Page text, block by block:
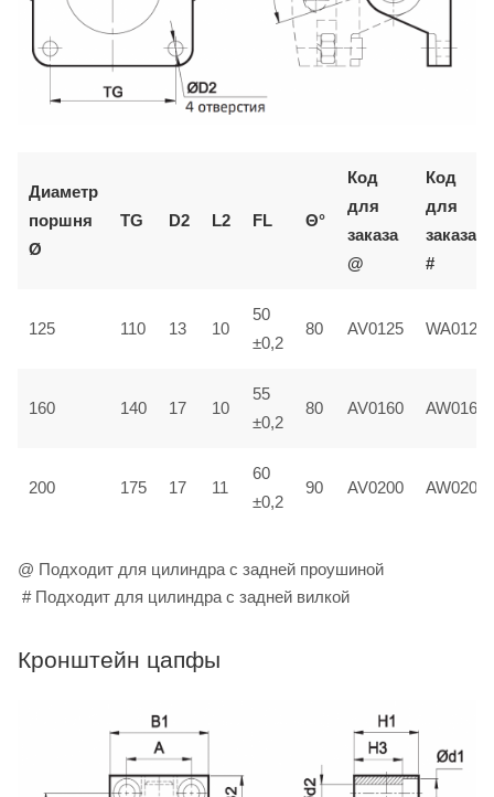
Диаметр
поршня
Ø
TG D2 L2 FL Θ°
Код
для
заказа
@
Код
для
заказа
#
125 110 13 10
50
±0,2
80 AV0125 WA0125
160 140 17 10
55
±0,2
80 AV0160 AW0160
200 175 17 11
60
±0,2
90 AV0200 AW0200
@ Подходит для цилиндра с задней проушиной
# Подходит для цилиндра с задней вилкой
Кронштейн цапфы